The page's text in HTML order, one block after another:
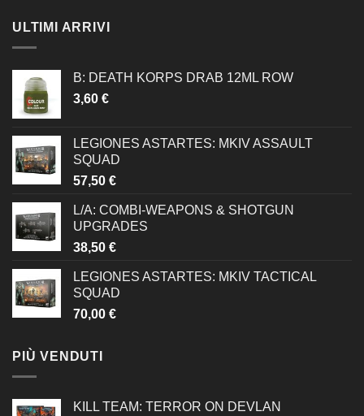
ULTIMI ARRIVI
B: DEATH KORPS DRAB 12ML ROW
3,60 €
LEGIONES ASTARTES: MKIV ASSAULT
SQUAD
57,50 €
L/A: COMBI-WEAPONS & SHOTGUN
UPGRADES
38,50 €
LEGIONES ASTARTES: MKIV TACTICAL
SQUAD
70,00 €
PIÙ VENDUTI
KILL TEAM: TERROR ON DEVLAN